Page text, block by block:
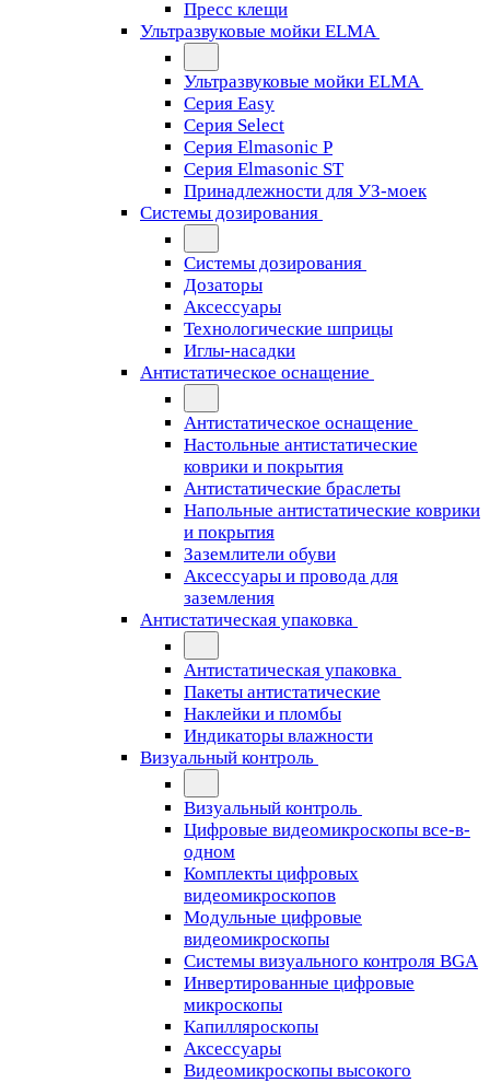
Пресс клещи
Ультразвуковые мойки ELMA
Ультразвуковые мойки ELMA
Серия Easy
Серия Select
Серия Elmasonic P
Серия Elmasonic ST
Принадлежности для УЗ-моек
Системы дозирования
Системы дозирования
Дозаторы
Аксессуары
Технологические шприцы
Иглы-насадки
Антистатическое оснащение
Антистатическое оснащение
Настольные антистатические
коврики и покрытия
Антистатические браслеты
Напольные антистатические коврики
и покрытия
Заземлители обуви
Аксессуары и провода для
заземления
Антистатическая упаковка
Антистатическая упаковка
Пакеты антистатические
Наклейки и пломбы
Индикаторы влажности
Визуальный контроль
Визуальный контроль
Цифровые видеомикроскопы все-в-
одном
Комплекты цифровых
видеомикроскопов
Модульные цифровые
видеомикроскопы
Cистемы визуального контроля BGA
Инвертированные цифровые
микроскопы
Капилляроскопы
Аксессуары
Видеомикроскопы высокого